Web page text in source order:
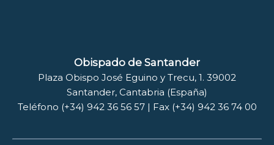
Obispado de Santander
Plaza Obispo José Eguino y Trecu, 1. 39002
Santander, Cantabria (España)
Teléfono (+34) 942 36 56 57 | Fax (+34) 942 36 74 00